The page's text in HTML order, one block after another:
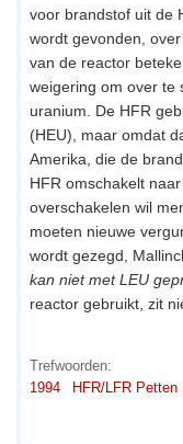
voor brandstof uit de
wordt gevonden,
van de reactor
weigering om over te
uranium. De HFR
(HEU), maar omdat
Amerika, die de
HFR omschakelt
overschakelen wil
moeten nieuwe
wordt gezegd,
kan niet met LEU
reactor gebruikt, zit
Trefwoorden:
1994
HFR/LFR Petten